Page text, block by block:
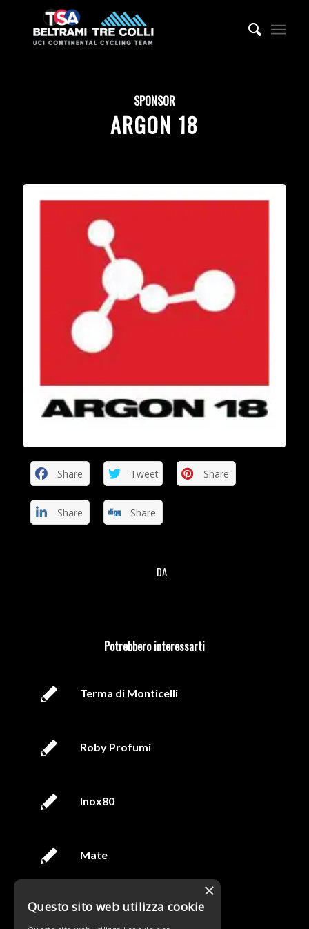
SPONSOR
ARGON 18
Share Tweet Share
Share Share
DA
Potrebbero interessarti
Terma di Monticelli
Roby Profumi
Inox80
Mate
Navigare
×
Questo sito web utilizza cookie